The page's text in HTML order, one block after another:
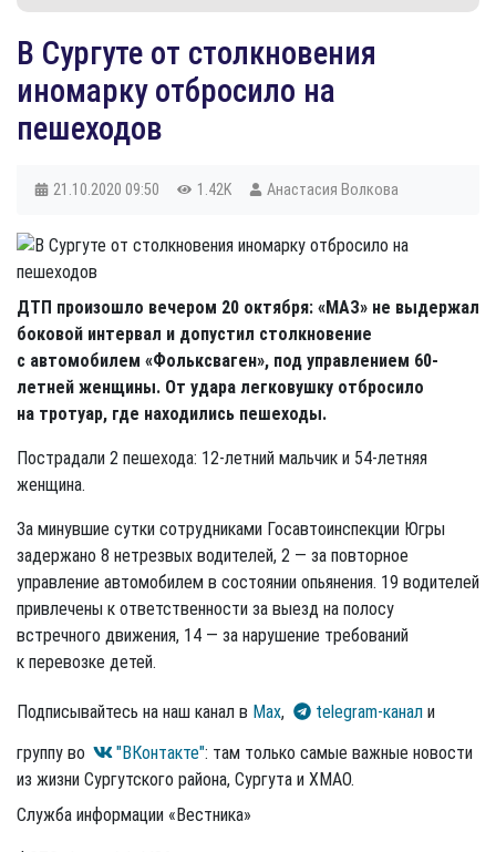
В Сургуте от столкновения
иномарку отбросило на
пешеходов
21.10.2020 09:50 1.42K Анастасия Волкова
ДТП произошло вечером 20 октября: «МАЗ» не выдержал
боковой интервал и допустил столкновение
с автомобилем «Фольксваген», под управлением 60-
летней женщины. От удара легковушку отбросило
на тротуар, где находились пешеходы.
Пострадали 2 пешехода: 12-летний мальчик и 54-летняя
женщина.
За минувшие сутки сотрудниками Госавтоинспекции Югры
задержано 8 нетрезвых водителей, 2 — за повторное
управление автомобилем в состоянии опьянения. 19 водителей
привлечены к ответственности за выезд на полосу
встречного движения, 14 — за нарушение требований
к перевозке детей.
Подписывайтесь на наш канал в Max, telegram-канал и
группу во
"ВКонтакте": там только самые важные новости
из жизни Сургутского района, Сургута и ХМАО.
Служба информации «Вестника»